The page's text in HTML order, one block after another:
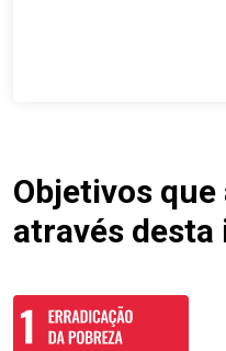
Objetivos
através